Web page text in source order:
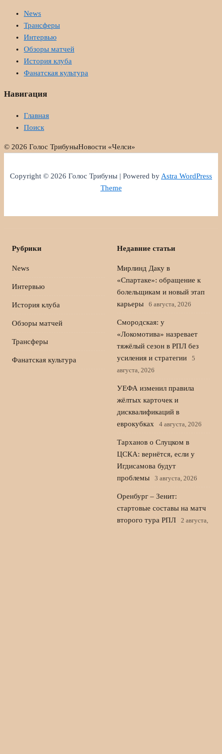
News
Трансферы
Интервью
Обзоры матчей
История клуба
Фанатская культура
Навигация
Главная
Поиск
© 2026 Голос ТрибуныНовости «Челси»
Copyright © 2026 Голос Трибуны | Powered byAstra WordPress
Theme
Рубрики
News
Интервью
История клуба
Обзоры матчей
Трансферы
Фанатская культура
Недавние статьи
Мирлинд Даку в
«Спартаке»: обращение к
болельщикам и новый этап
карьеры
6 августа, 2026
Смородская: у
«Локомотива» назревает
тяжёлый сезон в РПЛ без
усиления и стратегии
5
августа, 2026
УЕФА изменил правила
жёлтых карточек и
дисквалификаций в
еврокубках
4 августа, 2026
Тарханов о Слуцком в
ЦСКА: вернётся, если у
Игдисамова будут
проблемы
3 августа, 2026
Оренбург – Зенит:
стартовые составы на матч
второго тура РПЛ
2 августа,